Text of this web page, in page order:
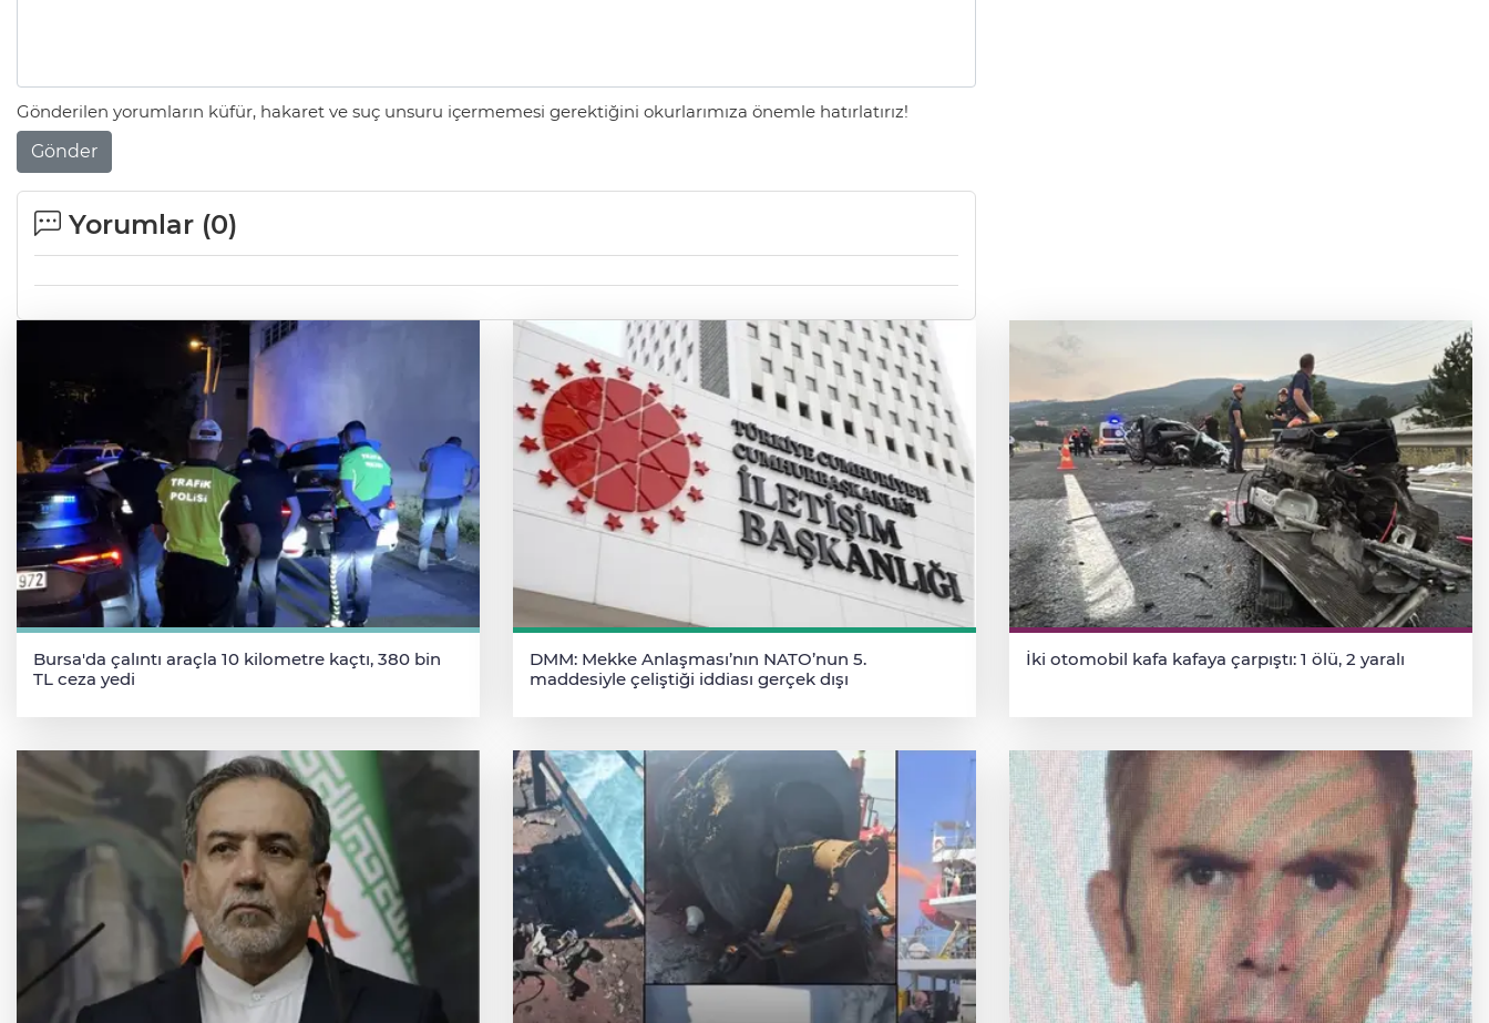
Gönderilen yorumların küfür, hakaret ve suç unsuru içermemesi gerektiğini okurlarımıza önemle hatırlatırız!
Gönder
Yorumlar (0)
Bursa'da çalıntı araçla 10 kilometre kaçtı, 380 bin
TL ceza yedi
DMM: Mekke Anlaşması’nın NATO’nun 5.
maddesiyle çeliştiği iddiası gerçek dışı
İki otomobil kafa kafaya çarpıştı: 1 ölü, 2 yaralı